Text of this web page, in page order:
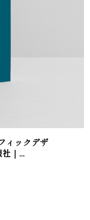
ィックデザ
｜...